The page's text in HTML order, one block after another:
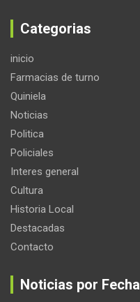
Categorias
inicio
Farmacias de turno
Quiniela
Noticias
Politica
Policiales
Interes general
Cultura
Historia Local
Destacadas
Contacto
Noticias por Fecha